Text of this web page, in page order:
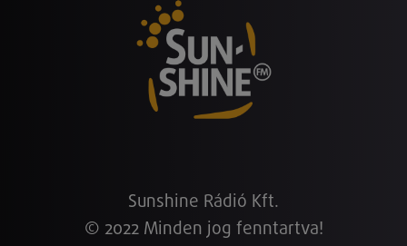
Sunshine Rádió Kft.
© 2022 Minden jog fenntartva!